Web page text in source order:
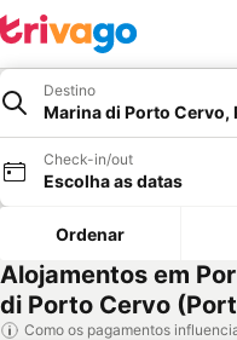
Destino
Marina di Porto Cervo,
Check-in/out
Escolha as datas
Ordenar
Alojamentos em
di Porto Cervo
Como os pagamentos